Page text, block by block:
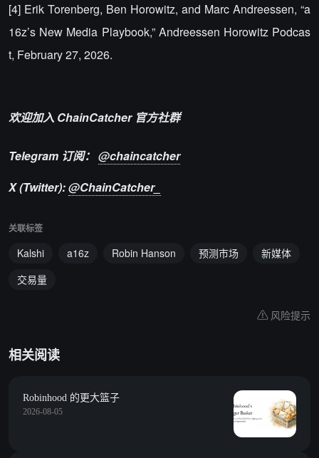
[4] Erik Torenberg, Ben Horowitz, and Marc Andreessen, “a
16z’s New Media Playbook,” Andreessen Horowitz Podcas
t, February 27, 2026.
欢迎加入 ChainCatcher 官方社群
Telegram 订阅： @chaincatcher
X (Twitter):@ChainCatcher_
关联标签
Kalshi a16z Robin Hanson 预测市场
新媒体
交易量
风险提示
相关阅读
Robinhood 的更大篮子
2026-08-05